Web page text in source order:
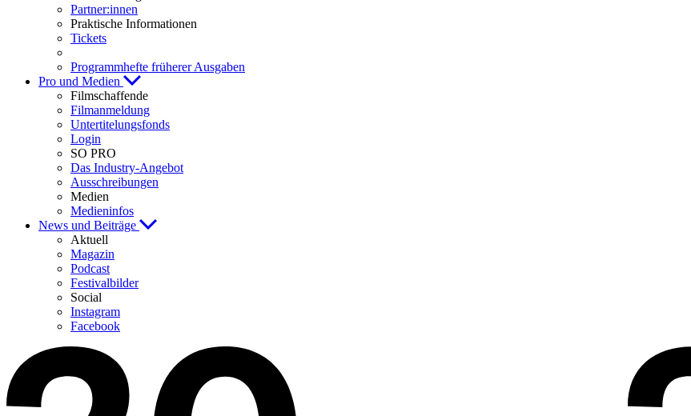
Partner:innen
Praktische Informationen
Tickets
Programmhefte früherer Ausgaben
Pro und Medien
Filmschaffende
Filmanmeldung
Untertitelungsfonds
Login
SO PRO
Das Industry-Angebot
Ausschreibungen
Medien
Medieninfos
News und Beiträge
Aktuell
Magazin
Podcast
Festivalbilder
Social
Instagram
Facebook